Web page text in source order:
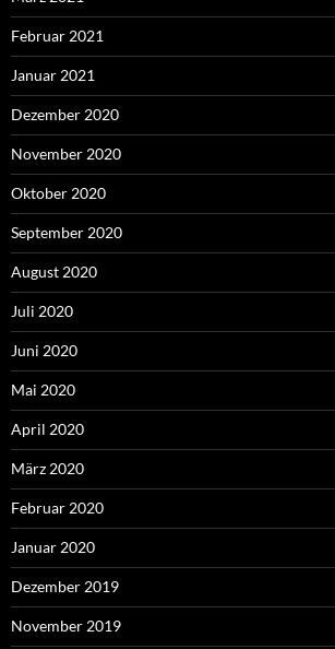
Februar 2021
Januar 2021
Dezember 2020
November 2020
Oktober 2020
September 2020
August 2020
Juli 2020
Juni 2020
Mai 2020
April 2020
März 2020
Februar 2020
Januar 2020
Dezember 2019
November 2019